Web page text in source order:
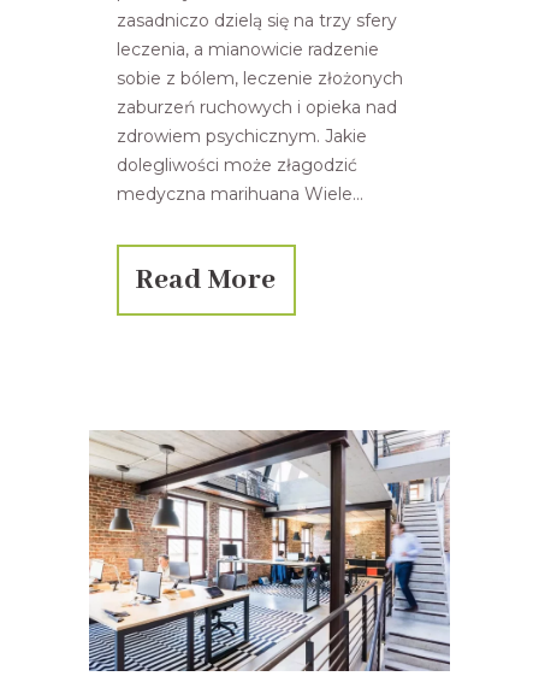
zasadniczo dzielą się na trzy sfery
leczenia, a mianowicie radzenie
sobie z bólem, leczenie złożonych
zaburzeń ruchowych i opieka nad
zdrowiem psychicznym. Jakie
dolegliwości może złagodzić
medyczna marihuana Wiele...
Read More